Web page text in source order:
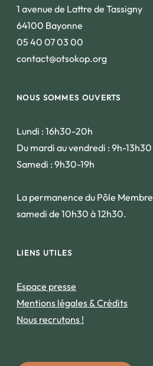
1 avenue de Lattre de Tassigny
64100 Bayonne
05 40 07 03 00
contact@otsokop.org
NOUS SOMMES OUVERTS
Lundi : 16h30-20h
Du mardi au vendredi : 9h-
Samedi : 9h30-19h
La permanence du Pôle
samedi de 10h30 à 12h30.
LIENS UTILES
Espace presse
Mentions légales & Crédits
Nous recrutons !